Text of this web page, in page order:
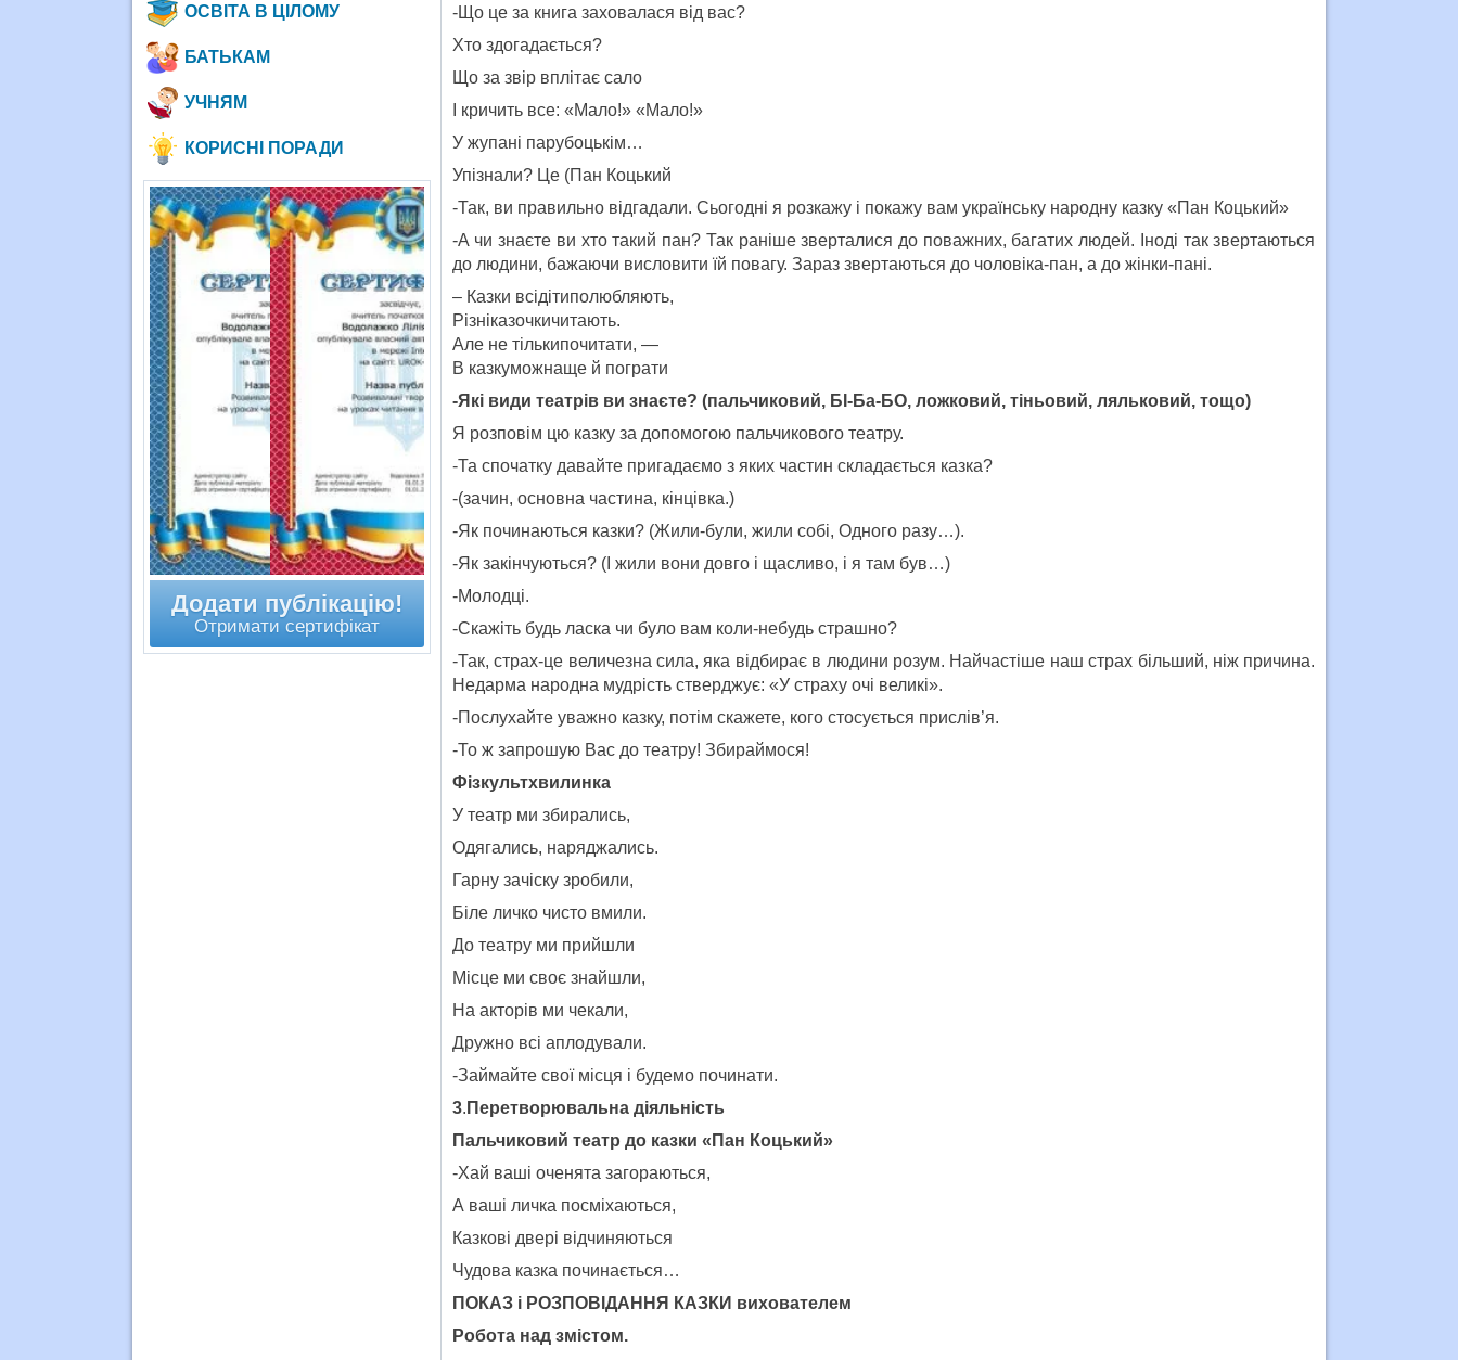
-Що це за книга заховалася від вас?
Хто здогадається?
Що за звір вплітає сало
І кричить все: «Мало!» «Мало!»
У жупані парубоцькім…
Упізнали? Це (Пан Коцький
-Так, ви правильно відгадали. Сьогодні я розкажу і покажу вам українську народну казку «Пан Коцький»
-А чи знаєте ви хто такий пан? Так раніше зверталися до поважних, багатих людей. Іноді так звертаються
до людини, бажаючи висловити їй повагу. Зараз звертаються до чоловіка-пан, а до жінки-пані.
– Казки всідітиполюбляють,
Різніказочкичитають.
Але не тількипочитати, —
В казкуможнаще й пограти
-Які види театрів ви знаєте? (пальчиковий, БІ-Ба-БО, ложковий, тіньовий, ляльковий, тощо)
Я розповім цю казку за допомогою пальчикового театру.
-Та спочатку давайте пригадаємо з яких частин складається казка?
-(зачин, основна частина, кінцівка.)
-Як починаються казки? (Жили-були, жили собі, Одного разу…).
-Як закінчуються? (І жили вони довго і щасливо, і я там був…)
-Молодці.
-Скажіть будь ласка чи було вам коли-небудь страшно?
-Так, страх-це величезна сила, яка відбирає в людини розум. Найчастіше наш страх більший, ніж причина.
Недарма народна мудрість стверджує: «У страху очі великі».
-Послухайте уважно казку, потім скажете, кого стосується прислів’я.
-То ж запрошую Вас до театру! Збираймося!
Фізкультхвилинка
У театр ми збирались,
Одягались, наряджались.
Гарну зачіску зробили,
Біле личко чисто вмили.
До театру ми прийшли
Місце ми своє знайшли,
На акторів ми чекали,
Дружно всі аплодували.
-Займайте свої місця і будемо починати.
3. Перетворювальна діяльність
Пальчиковий театр до казки «Пан Коцький»
-Хай ваші оченята загораються,
А ваші личка посміхаються,
Казкові двері відчиняються
Чудова казка починається…
ПОКАЗ і РОЗПОВІДАННЯ КАЗКИ вихователем
Робота над змістом.
ОСВІТА В ЦІЛОМУ
БАТЬКАМ
УЧНЯМ
КОРИСНІ ПОРАДИ
Додати публікацію!
Отримати сертифікат